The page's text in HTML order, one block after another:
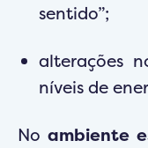
sentido”;
alterações
níveis de
No ambiente